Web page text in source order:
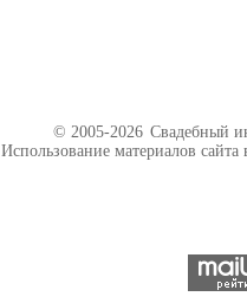
© 2005-2026 Свадебный
Использование материалов